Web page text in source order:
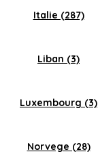
Italie (287)
Liban (3)
Luxembourg (3)
Norvege (28)